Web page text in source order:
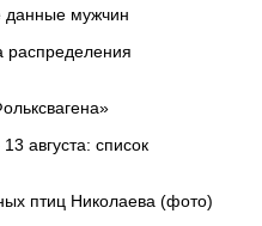
данные мужчин
распределения
августа: список
птиц Николаева (фото)